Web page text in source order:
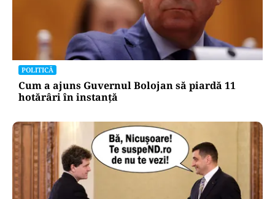
POLITICĂ
Cum a ajuns Guvernul Bolojan să piardă 11
hotărâri în instanță